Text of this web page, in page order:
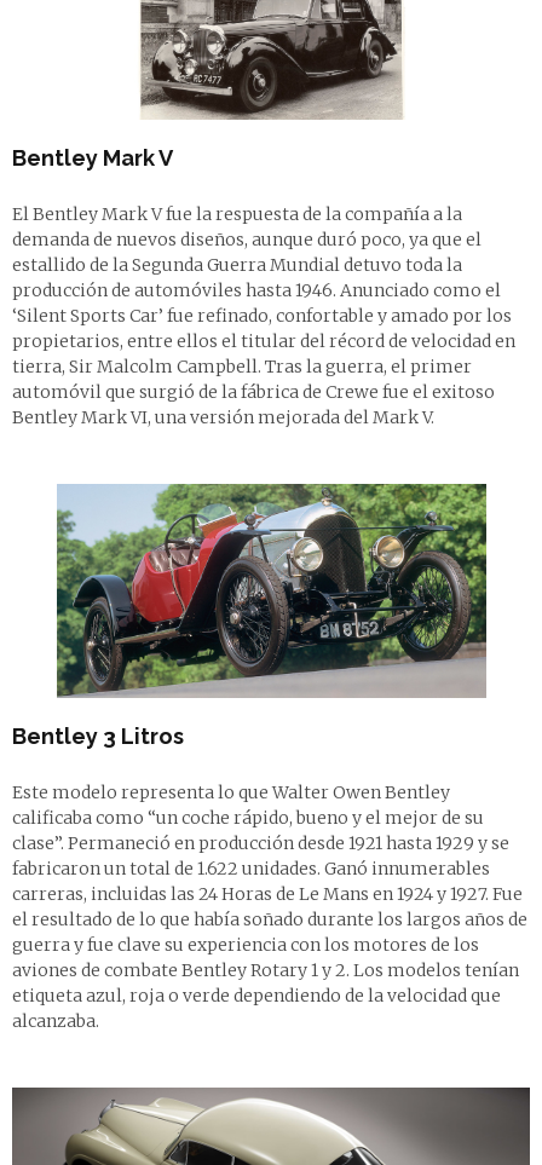
Bentley Mark V
El Bentley Mark V fue la respuesta de la compañía a la
demanda de nuevos diseños, aunque duró poco, ya que el
estallido de la Segunda Guerra Mundial detuvo toda la
producción de automóviles hasta 1946. Anunciado como el
‘Silent Sports Car’ fue refinado, confortable y amado por los
propietarios, entre ellos el titular del récord de velocidad en
tierra, Sir Malcolm Campbell. Tras la guerra, el primer
automóvil que surgió de la fábrica de Crewe fue el exitoso
Bentley Mark VI, una versión mejorada del Mark V.
Bentley 3 Litros
Este modelo representa lo que Walter Owen Bentley
calificaba como “un coche rápido, bueno y el mejor de su
clase”. Permaneció en producción desde 1921 hasta 1929 y se
fabricaron un total de 1.622 unidades. Ganó innumerables
carreras, incluidas las 24 Horas de Le Mans en 1924 y 1927. Fue
el resultado de lo que había soñado durante los largos años de
guerra y fue clave su experiencia con los motores de los
aviones de combate Bentley Rotary 1 y 2. Los modelos tenían
etiqueta azul, roja o verde dependiendo de la velocidad que
alcanzaba.